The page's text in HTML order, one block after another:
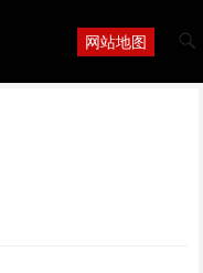
网站地图